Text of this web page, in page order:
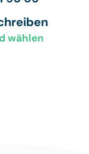
wählen